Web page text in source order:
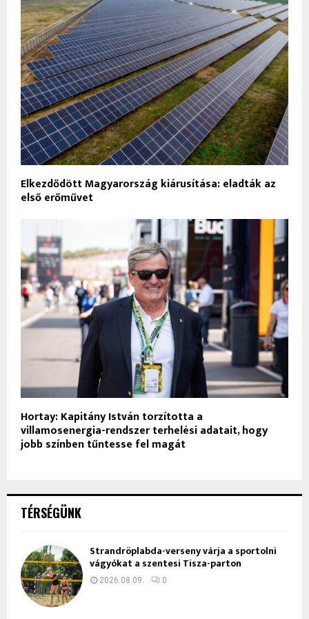
Elkezdődött Magyarország kiárusítása: eladták az
első erőművet
Hortay: Kapitány István torzította a
villamosenergia-rendszer terhelési adatait, hogy
jobb színben tűntesse fel magát
TÉRSÉGÜNK
Strandröplabda-verseny várja a sportolni
vágyókat a szentesi Tisza-parton
2026.08.09. 0